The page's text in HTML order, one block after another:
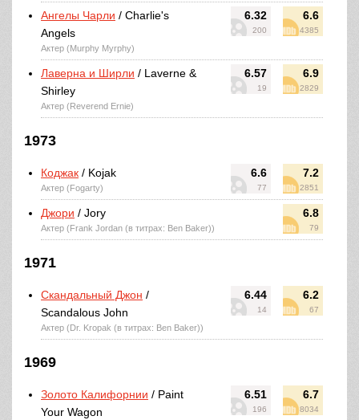
6.32
200
6.6
4385
Ангелы Чарли / Charlie's
Angels
Актер (Murphy Myrphy)
6.57
19
6.9
2829
Лаверна и Ширли / Laverne &
Shirley
Актер (Reverend Ernie)
1973
6.6
77
7.2
2851
Коджак / Kojak
Актер (Fogarty)
6.8
79
Джори / Jory
Актер (Frank Jordan (в титрах: Ben Baker))
1971
6.44
14
6.2
67
Скандальный Джон /
Scandalous John
Актер (Dr. Kropak (в титрах: Ben Baker))
1969
6.51
196
6.7
8034
Золото Калифорнии / Paint
Your Wagon